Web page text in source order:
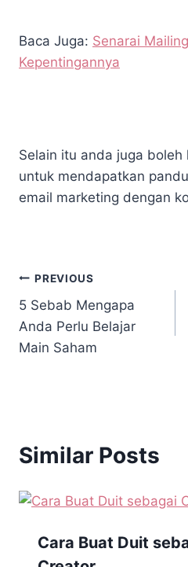
Baca Juga: Senarai
Kepentingannya
Selain itu anda juga
untuk mendapatkan
email marketing dengan
PREVIOUS
5 Sebab Mengapa
Anda Perlu Belajar
Main Saham
Similar Posts
Cara Buat Duit